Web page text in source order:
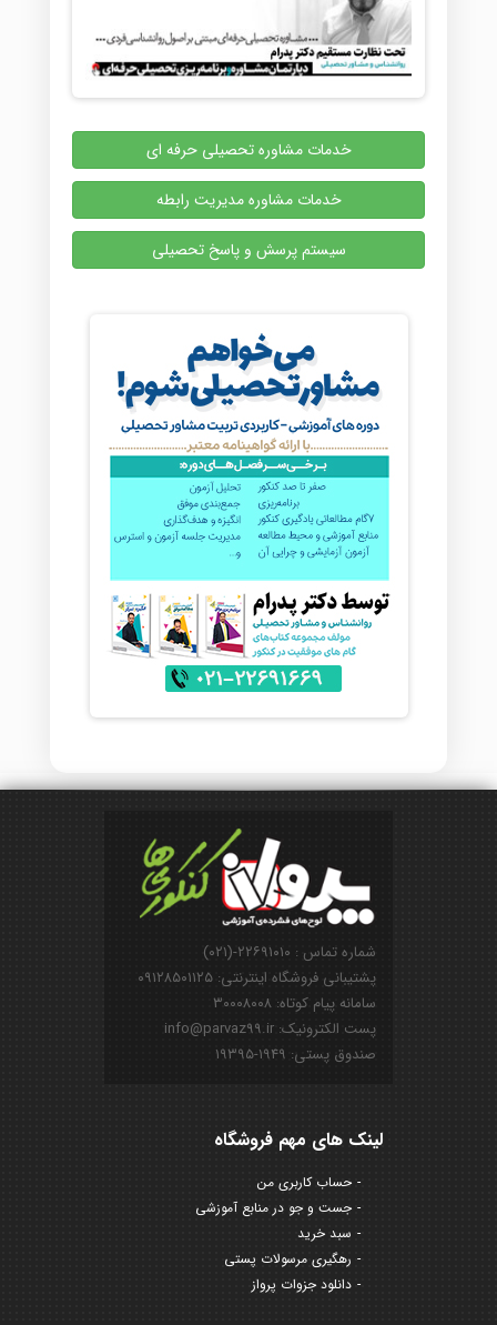
خدمات مشاوره تحصیلی حرفه ای
خدمات مشاوره مدیریت رابطه
سیستم پرسش و پاسخ تحصیلی
شماره تماس : ۲۲۶۹۱۰۱۰-(۰۲۱)
پشتیبانی فروشگاه اینترنتی: ۰۹۱۲۸۵۰۱۱۲۵
سامانه پیام کوتاه: ۳۰۰۰۸۰۰۸
پست الکترونیک: info@parvaz99.ir
صندوق پستی: ۱۹۴۹-۱۹۳۹۵
لینک های مهم فروشگاه
حساب کاربری من
جست و جو در منابع آموزشی
سبد خرید
رهگیری مرسولات پستی
دانلود جزوات پرواز